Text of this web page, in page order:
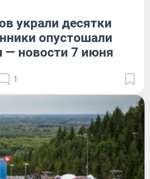
украли десятки
опустошали
— новости 7 июня
1